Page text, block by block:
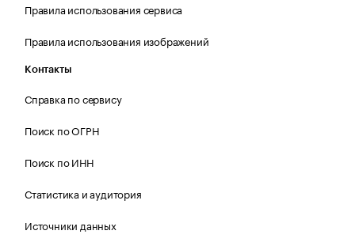
Правила использования сервиса
Правила использования изображений
Контакты
Справка по сервису
Поиск по ОГРН
Поиск по ИНН
Статистика и аудитория
Источники данных